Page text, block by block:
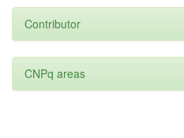
Contributor
CNPq areas